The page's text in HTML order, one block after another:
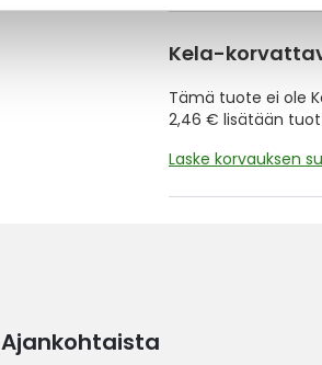
Kela-
Tämä tuote ei ole
2,46 € lisätään
Laske korvauksen
Ajankohtaista